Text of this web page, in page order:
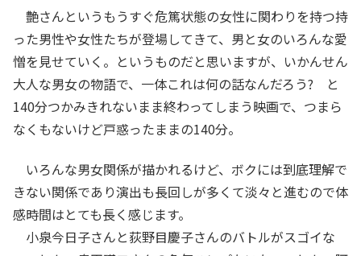
艶さんというもうすぐ危篤状態の女性に関わりを持つ持
った男性や女性たちが登場してきて、男と女のいろんな愛
憎を見せていく。というものだと思いますが、いかんせん
大人な男女の物語で、一体これは何の話なんだろう? と
140分つかみきれないまま終わってしまう映画で、つまら
なくもないけど戸惑ったままの140分。
いろんな男女関係が描かれるけど、ボクには到底理解で
きない関係であり演出も長回しが多くて淡々と進むので体
感時間はとても長く感じます。
小泉今日子さんと荻野目慶子さんのバトルがスゴイな